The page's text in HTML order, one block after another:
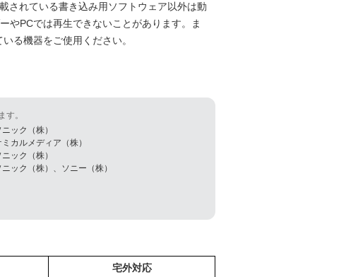
されている書き込み用ソフトウェア以外は動
やPCでは再生できないことがあります。ま
る機器をご使用ください。
。
ニック（株）
ミカルメディア（株）
ニック（株）
ニック（株）、ソニー（株）
宅外対応